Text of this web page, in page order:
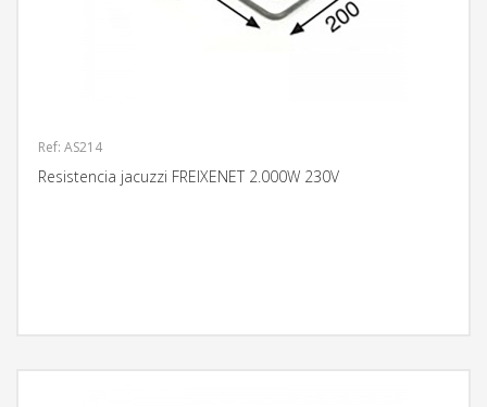
Ref: AS214
Resistencia jacuzzi FREIXENET 2.000W 230V